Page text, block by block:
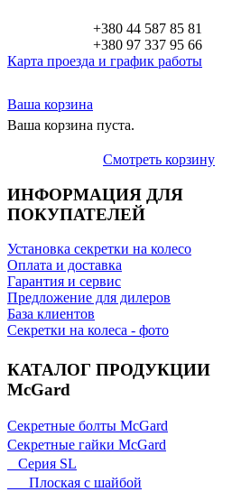
+380 44 587 85 81
+380 97 337 95 66
Карта проезда и график работы
Ваша корзина
Ваша корзина пуста.
Смотреть корзину
ИНФОРМАЦИЯ ДЛЯ
ПОКУПАТЕЛЕЙ
Установка секретки на колесо
Оплата и доставка
Гарантия и сервис
Предложение для дилеров
База клиентов
Секретки на колеса - фото
КАТАЛОГ ПРОДУКЦИИ
McGard
Секретные болты McGard
Секретные гайки McGard
Серия SL
Плоская с шайбой